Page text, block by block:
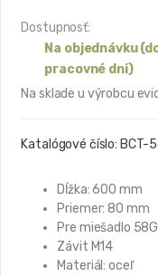
Dostupnosť:
Na objednávku
pracovné dni)
Na sklade u výrobcu
Katalógové číslo: BCT-
Dĺžka:600 mm
Priemer: 80 mm
Pre miešadlo
Závit M14
Materiál: oceľ